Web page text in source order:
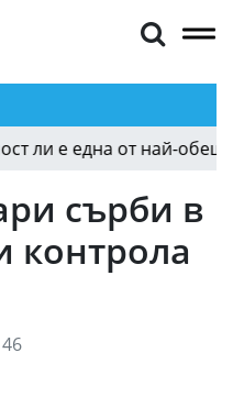
Грийн се разделиха с
сърби в
контрола
46